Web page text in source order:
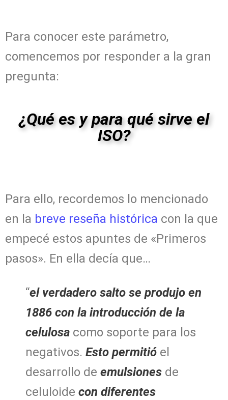
Para conocer este parámetro,
comencemos por responder a la gran
pregunta:
¿Qué es y para qué sirve el
ISO?
Para ello, recordemos lo mencionado
en la breve reseña histórica con la que
empecé estos apuntes de «Primeros
pasos». En ella decía que…
“el verdadero salto se produjo en
1886 con la introducción de la
celulosa como soporte para los
negativos. Esto permitió el
desarrollo de emulsiones de
celuloide con diferentes